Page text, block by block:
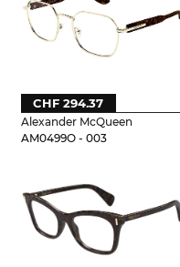
Alexander McQueen
AM0499O - 003
CHF 294.37